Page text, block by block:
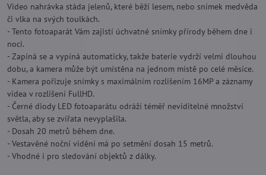
Video nahrávka stáda jelenů, které běží lesem, nebo snímek medvěda
či vlka na svých toulkách.
- Tento fotoaparát Vám zajistí úchvatné snímky přírody během dne i
noci.
- Zapíná se a vypíná automaticky, takže baterie vydrží velmi dlouhou
dobu, a kamera může být umístěna na jednom místě po celé měsíce.
- Kamera pořizuje snímky s maximálním rozlišením 16MP a záznamy
videa v rozlišení FullHD.
- Černé diody LED fotoaparátu odráží téměř neviditelné množství
světla, aby se zvířata nevyplašila.
- Dosah 20 metrů během dne.
- Vestavěné noční vidění má po setmění dosah 15 metrů.
- Vhodné i pro sledování objektů z dálky.